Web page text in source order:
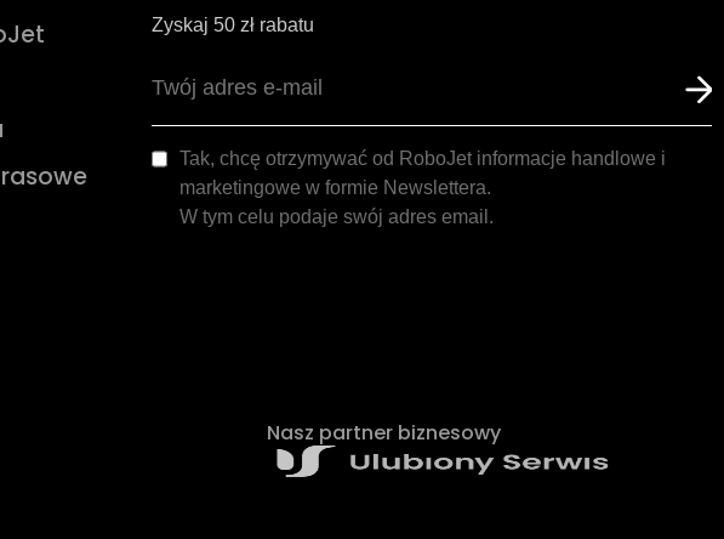
Zyskaj 50 zł rabatu
Tak, chcę otrzymywać od RoboJet informacje handlowe i
marketingowe w formie Newslettera.
W tym celu podaje swój adres email.
Nasz partner biznesowy